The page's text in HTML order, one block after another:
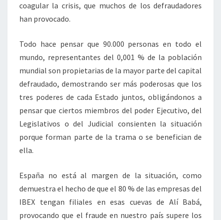
coagular la crisis, que muchos de los defraudadores
han provocado.
Todo hace pensar que 90.000 personas en todo el
mundo, representantes del 0,001 % de la población
mundial son propietarias de la mayor parte del capital
defraudado, demostrando ser más poderosas que los
tres poderes de cada Estado juntos, obligándonos a
pensar que ciertos miembros del poder Ejecutivo, del
Legislativos o del Judicial consienten la situación
porque forman parte de la trama o se benefician de
ella.
España no está al margen de la situación, como
demuestra el hecho de que el 80 % de las empresas del
IBEX tengan filiales en esas cuevas de Alí Babá,
provocando que el fraude en nuestro país supere los